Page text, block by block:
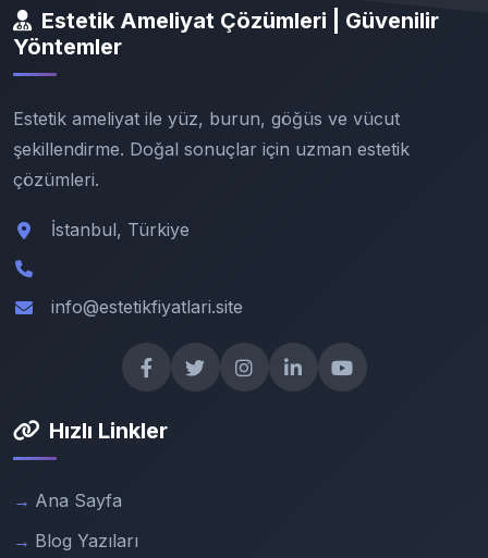
Estetik Ameliyat Çözümleri | Güvenilir
Yöntemler
Estetik ameliyat ile yüz, burun, göğüs ve vücut
şekillendirme. Doğal sonuçlar için uzman estetik
çözümleri.
İstanbul, Türkiye
info@estetikfiyatlari.site
Hızlı Linkler
Ana Sayfa
Blog Yazıları